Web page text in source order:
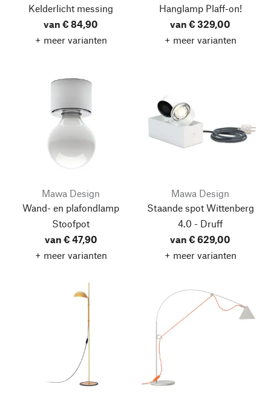
Kelderlicht messing
van € 84,90
+ meer varianten
Hanglamp Plaff-on!
van € 329,00
+ meer varianten
Mawa Design
Wand- en plafondlamp
Stoofpot
van € 47,90
+ meer varianten
Mawa Design
Staande spot Wittenberg
4.0 - Druff
van € 629,00
+ meer varianten